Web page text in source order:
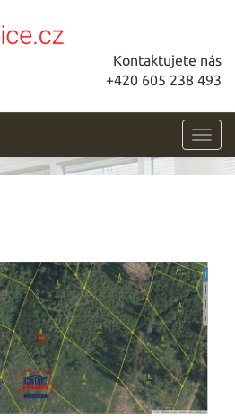
Kontaktujete nás
+420 605 238 493